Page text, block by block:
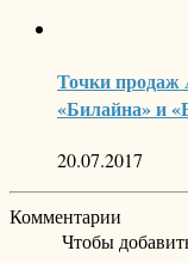
Точки продаж
«Билайна» и
20.07.2017
Комментарии
Чтобы